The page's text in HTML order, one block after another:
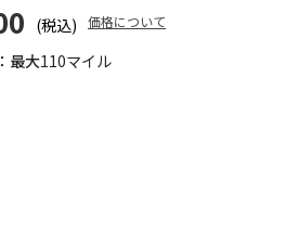
最大110マイル
(税込) 価格について